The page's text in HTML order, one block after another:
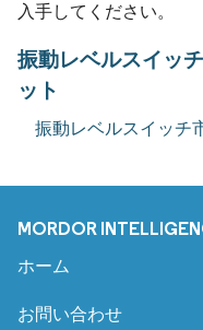
入手してください。
振動レベルスイッ
ット
振動レベルスイッチ
MORDOR
ホーム
お問い合わせ